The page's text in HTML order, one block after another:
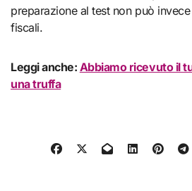
preparazione al test non può
fiscali.
Leggi anche: Abbiamo ricevuto il
una truffa